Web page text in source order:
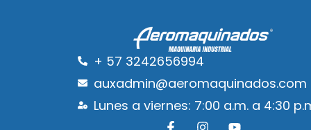
+ 57 3242656994
auxadmin@aeromaquinados.com
Lunes a viernes: 7:00 a.m. a 4:30